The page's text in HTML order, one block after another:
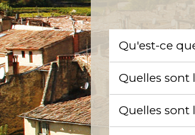
Qu'est-ce
Quelles sont
Quelles sont